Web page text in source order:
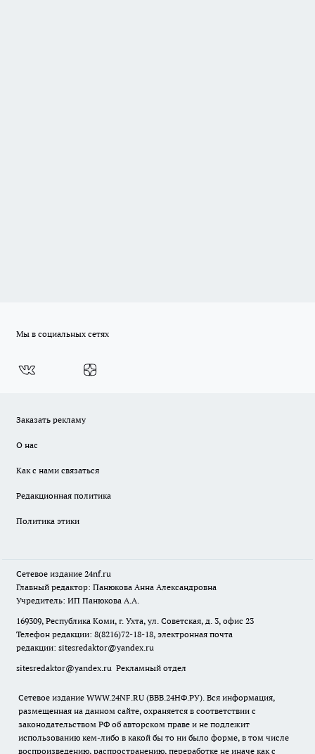
Мы в социальных сетях
Заказать рекламу
О нас
Как с нами связаться
Редакционная политика
Политика этики
Сетевое издание 24nf.ru
Главный редактор: Панюкова Анна Александровна
Учредитель: ИП Панюкова А.А.
169309, Республика Коми, г. Ухта, ул. Советская, д. 3, офис 23
Телефон редакции: 8(8216)72-18-18, электронная почта
редакции: sitesredaktor@yandex.ru
sitesredaktor@yandex.ru Рекламный отдел
Сетевое издание WWW.24NF.RU (ВВВ.24НФ.РУ). Вся информация,
размещенная на данном сайте, охраняется в соответствии с
законодательством РФ об авторском праве и не подлежит
использованию кем-либо в какой бы то ни было форме, в том числе
воспроизведению, распространению, переработке не иначе как с